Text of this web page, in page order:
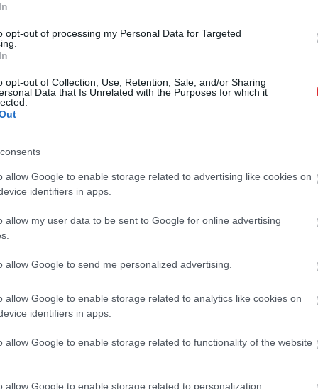
opt-out of processing my Personal Data for Targeted
opt-out of Collection, Use, Retention, Sale, and/or Sharing
Data that Is Unrelated with the Purposes for which it
allow Google to enable storage related to advertising like cookies on
identifiers in apps.
allow my user data to be sent to Google for online advertising
allow Google to send me personalized advertising.
allow Google to enable storage related to analytics like cookies on
identifiers in apps.
allow Google to enable storage related to functionality of the website
allow Google to enable storage related to personalization.
Vai sankcijas tiešām trāpa
Kādas ir sankciju pret Krieviju
un neveiksmes? Krievijas valstvīrus
Ekonomika nav vienīgais, ko
Vai Rīgu izdosies ES reģionu
Rosināšot izstrādāt
par lielo tirdzniecības veikalu
ierobežojumiem